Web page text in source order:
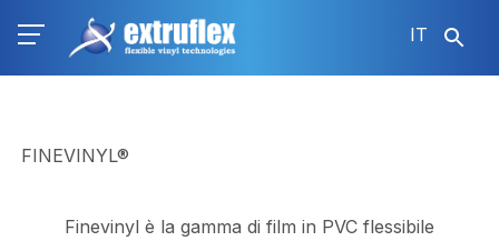
IT
FINEVINYL®
Finevinyl è la gamma di film in PVC flessibile